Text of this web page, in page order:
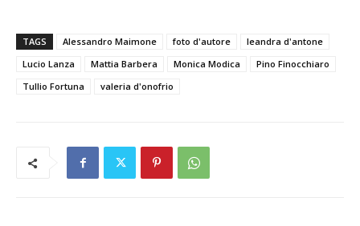
TAGS Alessandro Maimone foto d'autore
leandra d'antone
Lucio Lanza
Mattia Barbera Monica Modica
Pino Finocchiaro
Tullio Fortuna
valeria d'onofrio